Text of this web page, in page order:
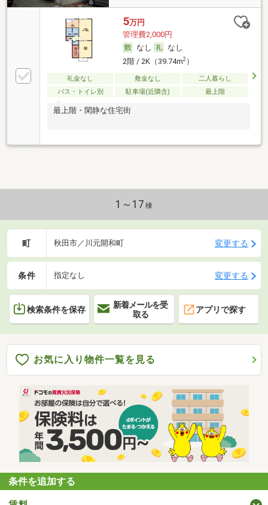
5万円
管理費2,000円
なし
なし
2階 / 2K（39.74m2）
礼金なし 敷金なし
二人暮らし
バス・トイレ別
駐車場(近隣含) 最上階
最上階・閑静な住宅街
1～17 棟
町 秋田市／川元開和町 変更する
条件 指定なし 変更する
検索条件を保存
新着メールを受
取る
アプリで探す
お気に入り物件一覧を見る
条件を追加する